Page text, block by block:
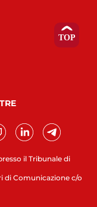
il Tribunale di
di Comunicazione c/o